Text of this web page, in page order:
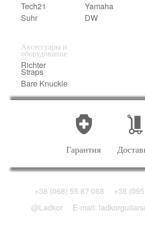
Tech21
Suhr
Yamaha
DW
Аксессуары и
оборудование
Richter
Straps
Bare Knuckle
Гарантия
+38 (068) 55 87 068
+38
@Ladkor
E-mail: